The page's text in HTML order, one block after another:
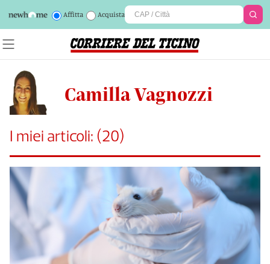
Affitta Acquista
Camilla Vagnozzi
I miei articoli: (20)